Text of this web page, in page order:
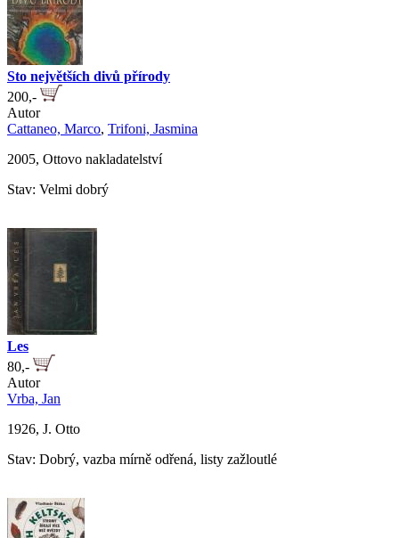
Sto největších divů přírody
200,-
Autor
Cattaneo, Marco, Trifoni, Jasmina
2005, Ottovo nakladatelství
Stav: Velmi dobrý
Les
80,-
Autor
Vrba, Jan
1926, J. Otto
Stav: Dobrý, vazba mírně odřená, listy zažloutlé